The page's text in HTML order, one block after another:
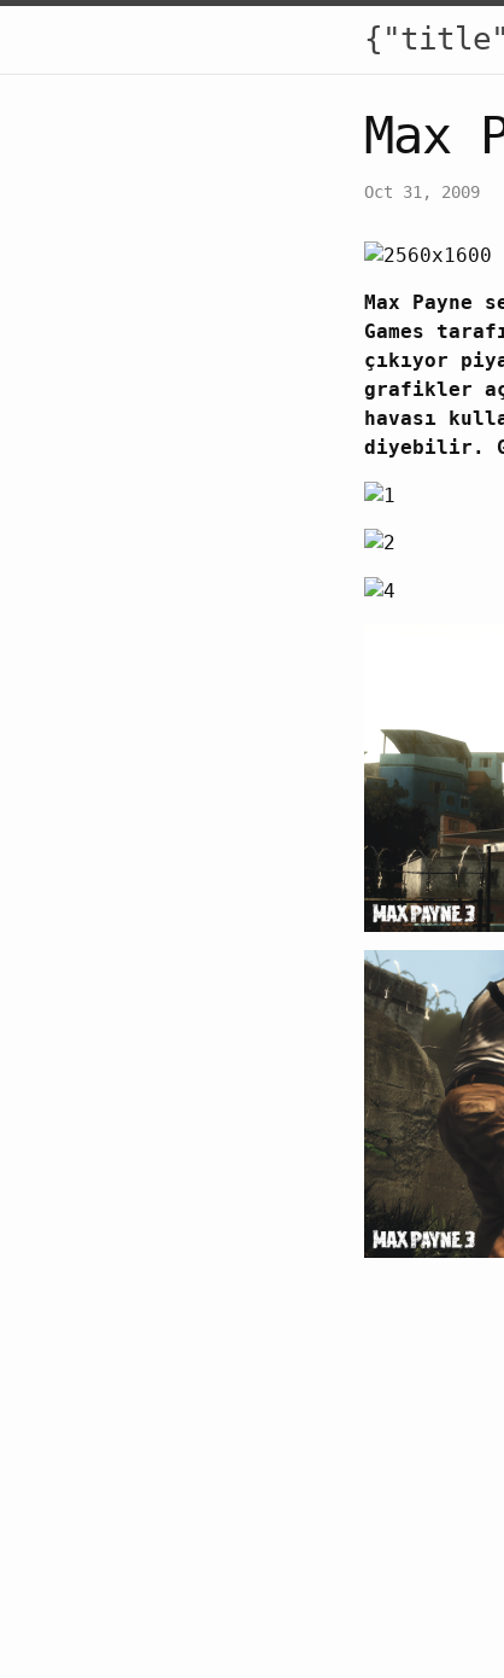
{"title":
Max
Oct 31, 2009
Max Payne
Games
çıkıyor
grafikler
havası
diyebilir.